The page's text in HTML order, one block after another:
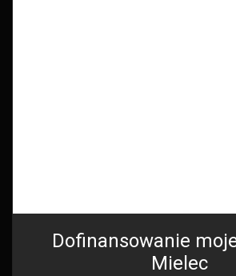
Dofinansowanie
Mielec